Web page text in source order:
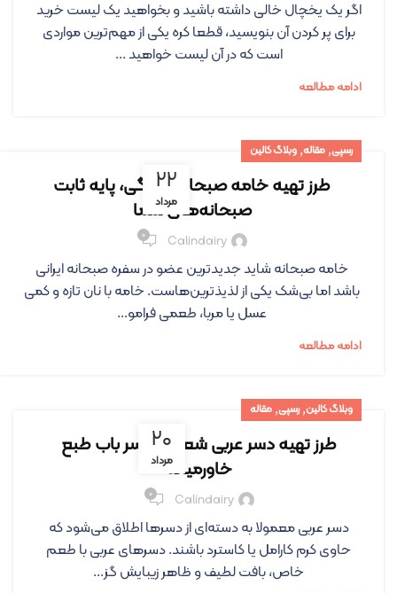
اگر یک یخچال خالی داشته باشید و بخواهید یک لیست خرید
برای پر کردن آن بنویسید، قطعا کره یکی از مهم‌ترین مواردی
است که در آن لیست خواهید ...
ادامه مطالعه
۲۲
مرداد
رسپی, مقاله, وبلاگ کالین
طرز تهیه خامه صبحانه خانگی، پایه ثابت
صبحانه‌های شما
Calindairy ۰
خامه صبحانه شاید جدیدترین عضو در سفره صبحانه ایرانی
باشد اما بی‌شک یکی از لذیذترین‌هاست. خامه با نان تازه و کمی
عسل یا مربا، طعمی فرامو...
ادامه مطالعه
۲۰
مرداد
وبلاگ کالین,رسپی, مقاله
طرز تهیه دسر عربی شعریه، دسر باب طبع
خاورمیانه
Calindairy ۰
دسر عربی معمولا به دسته‌ای از دسرها اطلاق می‌شود که
حاوی کرم کارامل یا کاسترد باشند. دسرهای عربی با طعم
خاص، بافت لطیف و ظاهر زیبایش گز...